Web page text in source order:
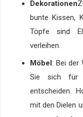
Dekorationen
bunte Kissen,
Töpfe sind
verleihen.
Möbel: Bei der
Sie sich für
entscheiden.
mit den Dielen